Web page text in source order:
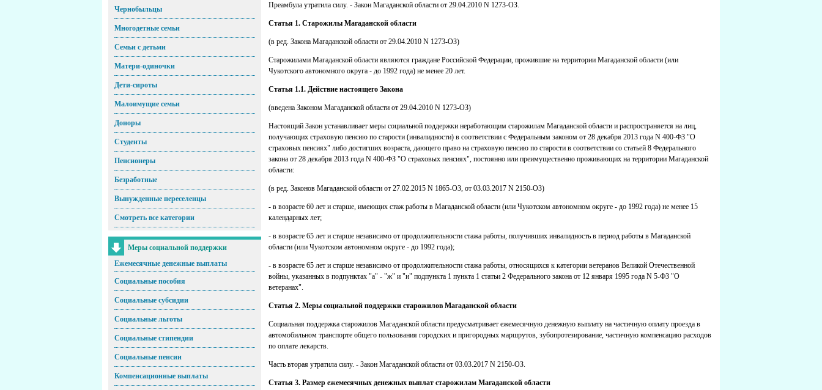
Чернобыльцы
Многодетные семьи
Семьи с детьми
Матери-одиночки
Дети-сироты
Малоимущие семьи
Доноры
Студенты
Пенсионеры
Безработные
Вынужденные переселенцы
Смотреть все категории
Меры социальной поддержки
Ежемесячные денежные выплаты
Социальные пособия
Социальные субсидии
Социальные льготы
Социальные стипендии
Социальные пенсии
Компенсационные выплаты
Преамбула утратила силу. - Закон Магаданской области от 29.04.2010 N 1273-ОЗ.
Статья 1. Старожилы Магаданской области
(в ред. Закона Магаданской области от 29.04.2010 N 1273-ОЗ)
Старожилами Магаданской области являются граждане Российской Федерации, прожившие на территории Магаданской области (или
Чукотского автономного округа - до 1992 года) не менее 20 лет.
Статья 1.1. Действие настоящего Закона
(введена Законом Магаданской области от 29.04.2010 N 1273-ОЗ)
Настоящий Закон устанавливает меры социальной поддержки неработающим старожилам Магаданской области и распространяется на лиц,
получающих страховую пенсию по старости (инвалидности) в соответствии с Федеральным законом от 28 декабря 2013 года N 400-ФЗ "О
страховых пенсиях" либо достигших возраста, дающего право на страховую пенсию по старости в соответствии со статьей 8 Федерального
закона от 28 декабря 2013 года N 400-ФЗ "О страховых пенсиях", постоянно или преимущественно проживающих на территории Магаданской
области:
(в ред. Законов Магаданской области от 27.02.2015 N 1865-ОЗ, от 03.03.2017 N 2150-ОЗ)
- в возрасте 60 лет и старше, имеющих стаж работы в Магаданской области (или Чукотском автономном округе - до 1992 года) не менее 15
календарных лет;
- в возрасте 65 лет и старше независимо от продолжительности стажа работы, получивших инвалидность в период работы в Магаданской
области (или Чукотском автономном округе - до 1992 года);
- в возрасте 65 лет и старше независимо от продолжительности стажа работы, относящихся к категории ветеранов Великой Отечественной
войны, указанных в подпунктах "а" - "ж" и "и" подпункта 1 пункта 1 статьи 2 Федерального закона от 12 января 1995 года N 5-ФЗ "О
ветеранах".
Статья 2. Меры социальной поддержки старожилов Магаданской области
Социальная поддержка старожилов Магаданской области предусматривает ежемесячную денежную выплату на частичную оплату проезда в
автомобильном транспорте общего пользования городских и пригородных маршрутов, зубопротезирование, частичную компенсацию расходов
по оплате лекарств.
Часть вторая утратила силу. - Закон Магаданской области от 03.03.2017 N 2150-ОЗ.
Статья 3. Размер ежемесячных денежных выплат старожилам Магаданской области